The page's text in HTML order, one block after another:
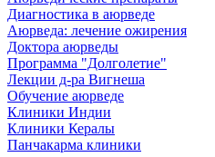
Диагностика в аюрведе
Аюрведа: лечение ожирения
Доктора аюрведы
Программа "Долголетие"
Лекции д-ра Вигнеша
Обучение аюрведе
Клиники Индии
Клиники Кералы
Панчакарма клиники